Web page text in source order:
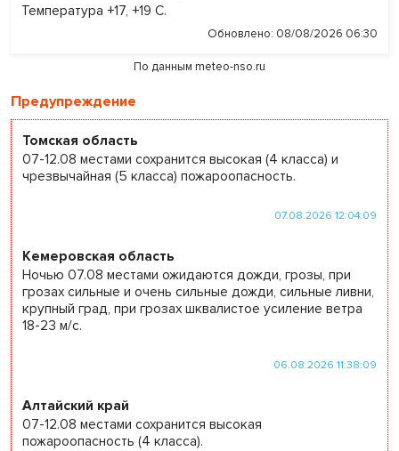
Температура +17, +19 С.
08/08/2026 06:30
По данным meteo-nso.ru
Предупреждение
Томская область
07-12.08 местами сохранится высокая (4 класса) и
чрезвычайная (5 класса) пожароопасность.
07.08.2026 12:04:09
Кемеровская область
Ночью 07.08 местами ожидаются дожди, грозы, при
грозах сильные и очень сильные дожди, сильные ливни,
крупный град, при грозах шквалистое усиление ветра
18-23 м/с.
06.08.2026 11:38:09
Алтайский край
07-12.08 местами сохранится высокая
пожароопасность (4 класса).